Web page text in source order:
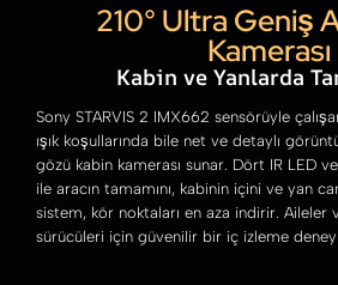
210° Ultra Geniş
Kamerası
Kabin ve Yanlarda
Sony STARVIS 2 IMX662 sensörüyle
ışık koşullarında bile net ve detaylı
gözü kabin kamerası sunar. Dört IR LED
ile aracın tamamını, kabinin içini ve yan
sistem, kör noktaları en aza indirir. Aileler
sürücüleri için güvenilir bir iç izleme